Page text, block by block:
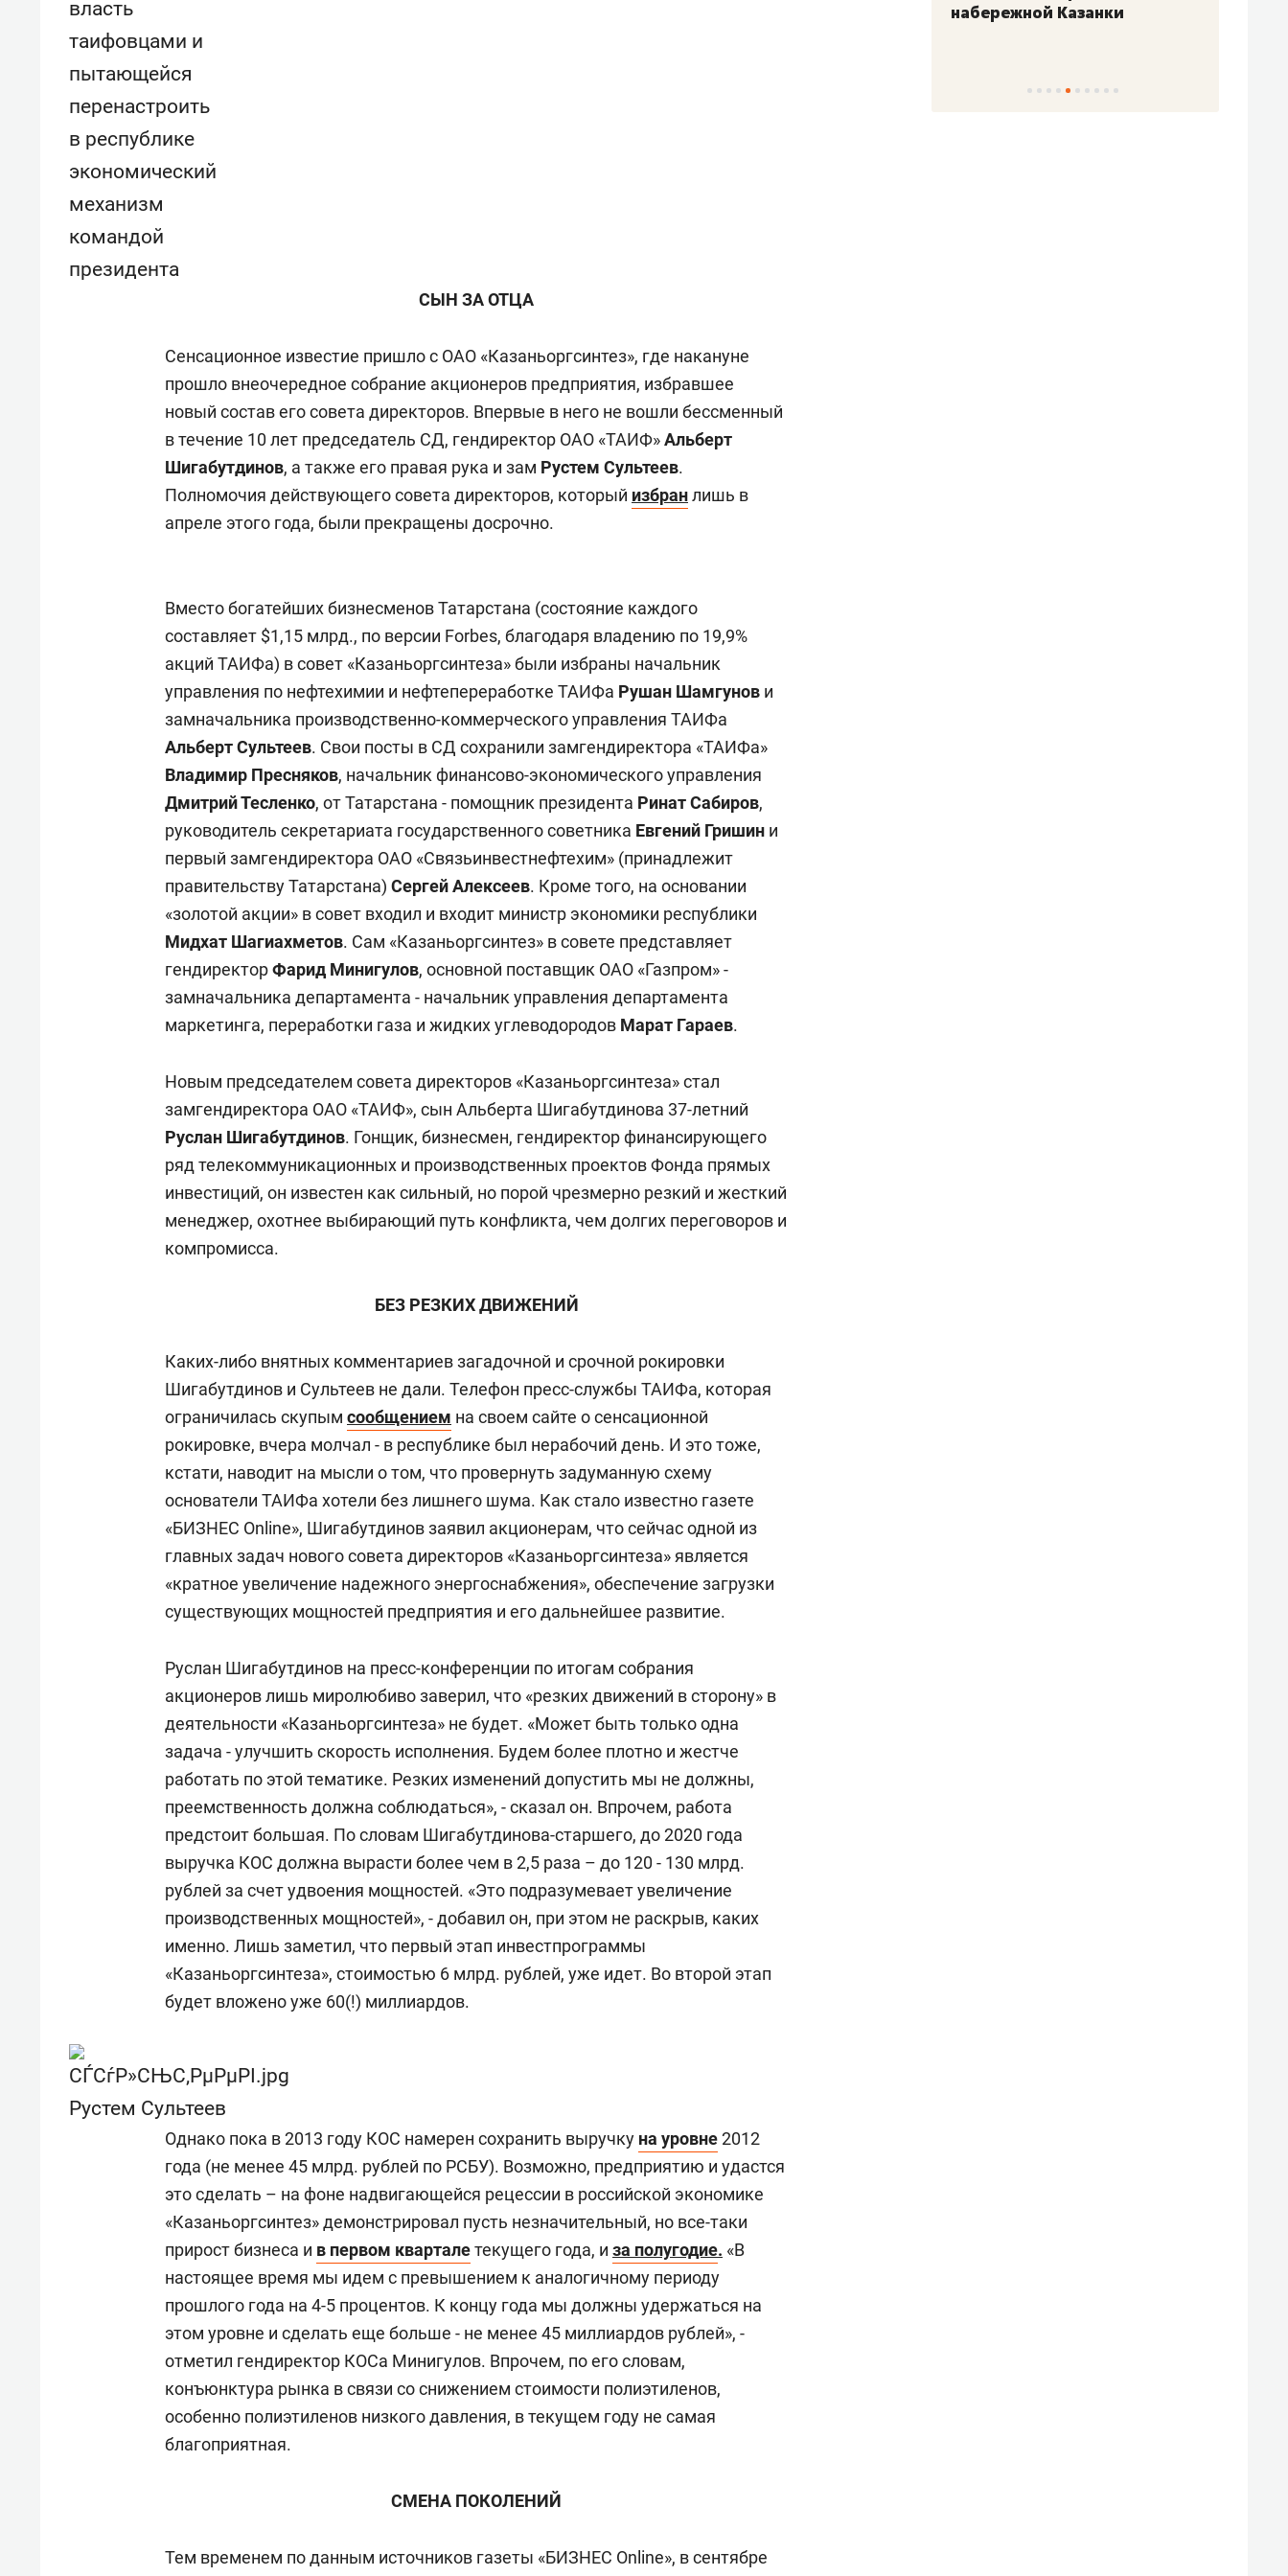
власть
таифовцами и
пытающейся
перенастроить
в республике
экономический
механизм
командой
президента
СЫН ЗА ОТЦА
Сенсационное известие пришло с ОАО «Казаньоргсинтез», где накануне
прошло внеочередное собрание акционеров предприятия, избравшее
новый состав его совета директоров. Впервые в него не вошли бессменный
в течение 10 лет председатель СД, гендиректор ОАО «ТАИФ»Альберт
Шигабутдинов, а также его правая рука и зам Рустем Сультеев.
Полномочия действующего совета директоров, который избранлишь в
апреле этого года, были прекращены досрочно.
Вместо богатейших бизнесменов Татарстана (состояние каждого
составляет $1,15 млрд., по версии Forbes, благодаря владению по 19,9%
акций ТАИФа) в совет «Казаньоргсинтеза» были избраны начальник
управления по нефтехимии и нефтепереработке ТАИФа Рушан Шамгунов и
замначальника производственно-коммерческого управления ТАИФа
Альберт Сультеев. Свои посты в СД сохранили замгендиректора «ТАИФа»
Владимир Пресняков, начальник финансово-экономического управления
Дмитрий Тесленко, от Татарстана - помощник президента Ринат Сабиров,
руководитель секретариата государственного советника Евгений Гришин и
первый замгендиректора ОАО «Связьинвестнефтехим» (принадлежит
правительству Татарстана) Сергей Алексеев. Кроме того, на основании
«золотой акции» в совет входил и входит министр экономики республики
Мидхат Шагиахметов. Сам «Казаньоргсинтез» в совете представляет
гендиректорФарид Минигулов, основной поставщик ОАО «Газпром» -
замначальника департамента - начальник управления департамента
маркетинга, переработки газа и жидких углеводородов Марат Гараев.
Новым председателем совета директоров «Казаньоргсинтеза» стал
замгендиректора ОАО «ТАИФ», сын Альберта Шигабутдинова 37-летний
Руслан Шигабутдинов. Гонщик, бизнесмен, гендиректор финансирующего
ряд телекоммуникационных и производственных проектов Фонда прямых
инвестиций, он известен как сильный, но порой чрезмерно резкий и жесткий
менеджер, охотнее выбирающий путь конфликта, чем долгих переговоров и
компромисса.
БЕЗ РЕЗКИХ ДВИЖЕНИЙ
Каких-либо внятных комментариев загадочной и срочной рокировки
Шигабутдинов и Сультеев не дали. Телефон пресс-службы ТАИФа, которая
ограничилась скупым сообщением на своем сайте о сенсационной
рокировке, вчера молчал - в республике был нерабочий день. И это тоже,
кстати, наводит на мысли о том, что провернуть задуманную схему
основатели ТАИФа хотели без лишнего шума. Как стало известно газете
«БИЗНЕС Online», Шигабутдинов заявил акционерам, что сейчас одной из
главных задач нового совета директоров «Казаньоргсинтеза» является
«кратное увеличение надежного энергоснабжения», обеспечение загрузки
существующих мощностей предприятия и его дальнейшее развитие.
Руслан Шигабутдинов на пресс-конференции по итогам собрания
акционеров лишь миролюбиво заверил, что «резких движений в сторону» в
деятельности «Казаньоргсинтеза» не будет. «Может быть только одна
задача - улучшить скорость исполнения. Будем более плотно и жестче
работать по этой тематике. Резких изменений допустить мы не должны,
преемственность должна соблюдаться», - сказал он. Впрочем, работа
предстоит большая. По словам Шигабутдинова-старшего, до 2020 года
выручка КОС должна вырасти более чем в 2,5 раза – до 120 - 130 млрд.
рублей за счет удвоения мощностей. «Это подразумевает увеличение
производственных мощностей», - добавил он, при этом не раскрыв, каких
именно. Лишь заметил, что первый этап инвестпрограммы
«Казаньоргсинтеза», стоимостью 6 млрд. рублей, уже идет. Во второй этап
будет вложено уже 60(!) миллиардов.
Рустем Сультеев
Однако пока в 2013 году КОС намерен сохранить выручку на уровне2012
года (не менее 45 млрд. рублей по РСБУ). Возможно, предприятию и удастся
это сделать – на фоне надвигающейся рецессии в российской экономике
«Казаньоргсинтез» демонстрировал пусть незначительный, но все-таки
прирост бизнеса и в первом кварталетекущего года, и за полугодие. «В
настоящее время мы идем с превышением к аналогичному периоду
прошлого года на 4-5 процентов. К концу года мы должны удержаться на
этом уровне и сделать еще больше - не менее 45 миллиардов рублей», -
отметил гендиректор КОСа Минигулов. Впрочем, по его словам,
конъюнктура рынка в связи со снижением стоимости полиэтиленов,
особенно полиэтиленов низкого давления, в текущем году не самая
благоприятная.
СМЕНА ПОКОЛЕНИЙ
Тем временем по данным источников газеты «БИЗНЕС Online», в сентябре
состоянием как основа
антихрупких команд
набережной Казанки